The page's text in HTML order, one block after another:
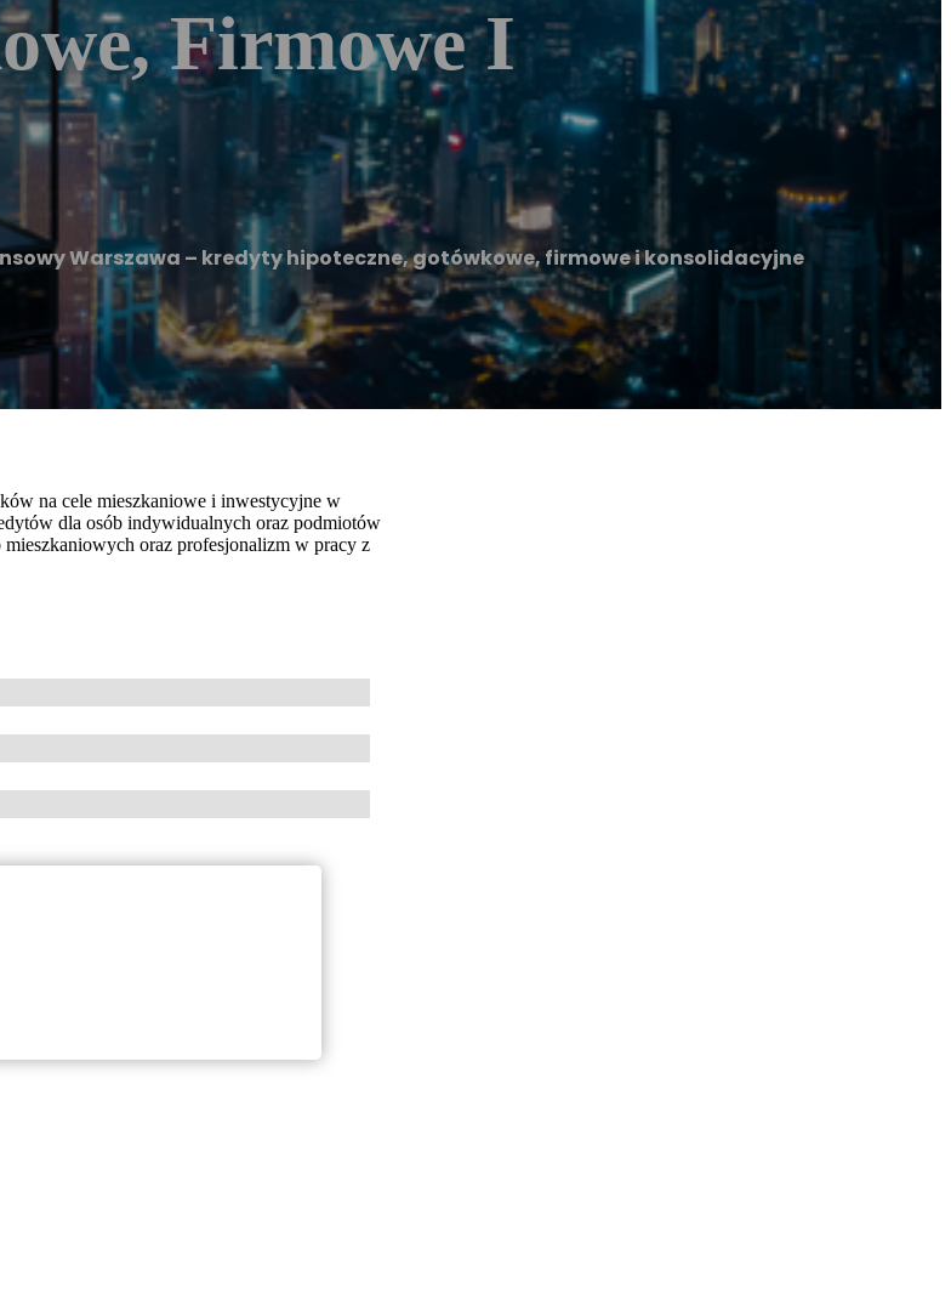
Firmowe I
Warszawa – kredyty hipoteczne, gotówkowe, firmowe i konsolidacyjne
na cele mieszkaniowe i inwestycyjne w
dla osób indywidualnych oraz podmiotów
oraz profesjonalizm w pracy z